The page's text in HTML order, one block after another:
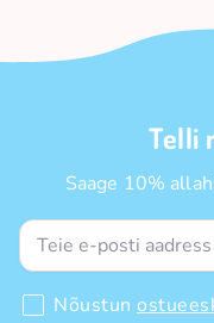
Telli
Saage 10%
Nõustun